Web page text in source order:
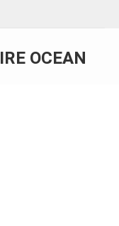
OCEAN